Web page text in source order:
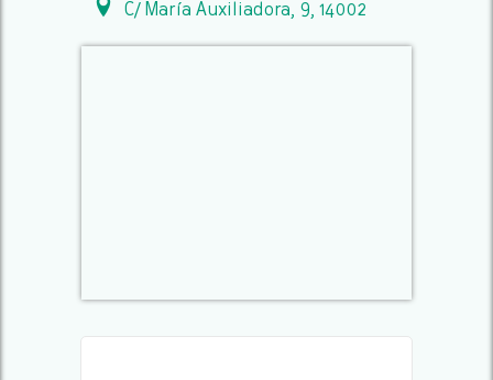
C/ María Auxiliadora, 9, 14002